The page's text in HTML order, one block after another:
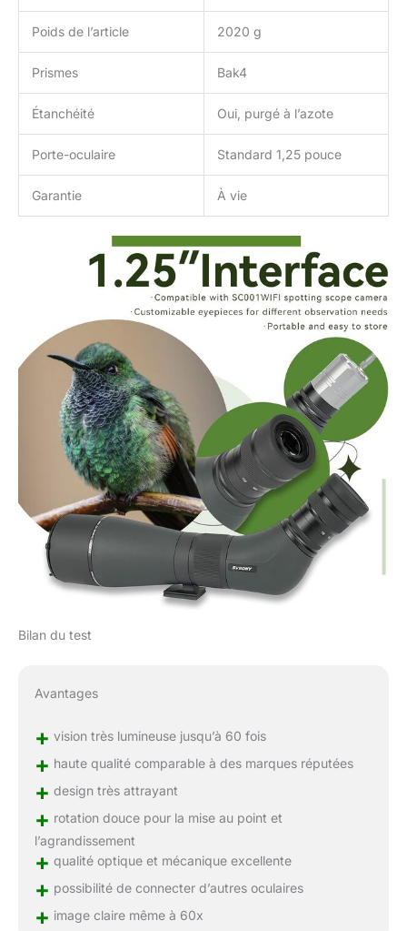
Poids de l’article 2020 g
Prismes Bak4
Étanchéité Oui, purgé à l’azote
Porte-oculaire Standard 1,25 pouce
Garantie À vie
Bilan du test
Avantages
+ vision très lumineuse jusqu’à 60 fois
+ haute qualité comparable à des marques réputées
+ design très attrayant
+ rotation douce pour la mise au point et
l’agrandissement
+ qualité optique et mécanique excellente
+ possibilité de connecter d’autres oculaires
+ image claire même à 60x